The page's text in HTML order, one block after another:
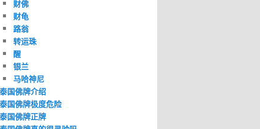
财佛
财龟
路翁
转运珠
醒
银兰
马哈神尼
泰国佛牌介绍
泰国佛牌极度危险
泰国佛牌正牌